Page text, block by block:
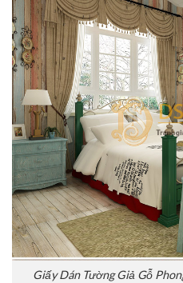
Giấy Dán Tường Giả Gỗ